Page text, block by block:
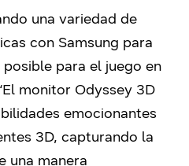
una variedad de
con Samsung para
para el juego en
monitor Odyssey 3D
emocionantes
3D, capturando la
una manera